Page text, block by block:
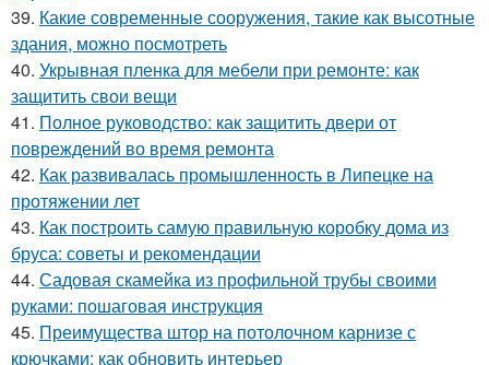
39. Какие современные сооружения, такие как высотные
здания, можно посмотреть
40. Укрывная пленка для мебели при ремонте: как
защитить свои вещи
41. Полное руководство: как защитить двери от
повреждений во время ремонта
42. Как развивалась промышленность в Липецке на
протяжении лет
43. Как построить самую правильную коробку дома из
бруса: советы и рекомендации
44. Садовая скамейка из профильной трубы своими
руками: пошаговая инструкция
45. Преимущества штор на потолочном карнизе с
крючками: как обновить интерьер